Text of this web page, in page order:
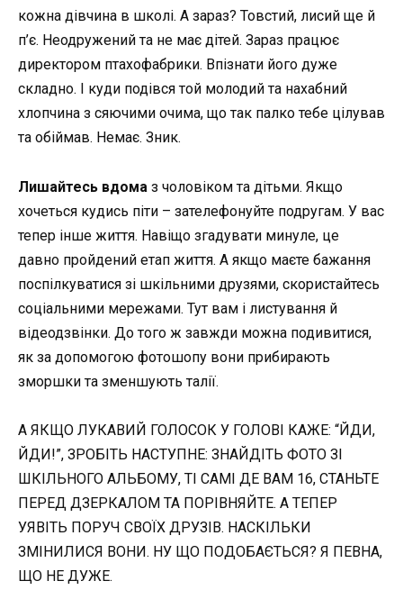
кожна дівчина в школі. А зараз? Товстий, лисий ще й
п’є. Неодружений та не має дітей. Зараз працює
директором птахофабрики. Впізнати його дуже
складно. І куди подівся той молодий та нахабний
хлопчина з сяючими очима, що так палко тебе цілував
та обіймав. Немає. Зник.
Лишайтесь вдома з чоловіком та дітьми. Якщо
хочеться кудись піти – зателефонуйте подругам. У вас
тепер інше життя. Навіщо згадувати минуле, це
давно пройдений етап життя. А якщо маєте бажання
поспілкуватися зі шкільними друзями, скористайтесь
соціальними мережами. Тут вам і листування й
відеодзвінки. До того ж завжди можна подивитися,
як за допомогою фотошопу вони прибирають
зморшки та зменшують талії.
А ЯКЩО ЛУКАВИЙ ГОЛОСОК У ГОЛОВІ КАЖЕ: “ЙДИ,
ЙДИ!”, ЗРОБІТЬ НАСТУПНЕ: ЗНАЙДІТЬ ФОТО ЗІ
ШКІЛЬНОГО АЛЬБОМУ, ТІ САМІ ДЕ ВАМ 16, СТАНЬТЕ
ПЕРЕД ДЗЕРКАЛОМ ТА ПОРІВНЯЙТЕ. А ТЕПЕР
УЯВІТЬ ПОРУЧ СВОЇХ ДРУЗІВ. НАСКІЛЬКИ
ЗМІНИЛИСЯ ВОНИ. НУ ЩО ПОДОБАЄТЬСЯ? Я ПЕВНА,
ЩО НЕ ДУЖЕ.